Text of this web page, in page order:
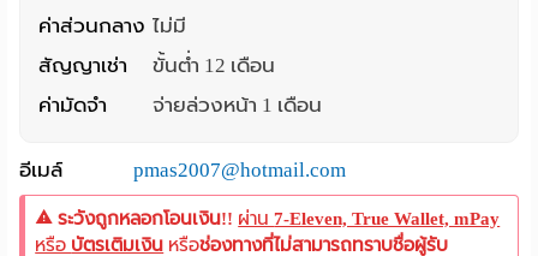
ค่าส่วนกลาง ไม่มี
สัญญาเช่า
ขั้นต่ำ 12 เดือน
ค่ามัดจำ
จ่ายล่วงหน้า 1 เดือน
อีเมล์ pmas2007@hotmail.com
ระวังถูกหลอกโอนเงิน!! ผ่าน7-Eleven, True Wallet, mPay
หรือ บัตรเติมเงิน หรือช่องทางที่ไม่สามารถทราบชื่อผู้รับ